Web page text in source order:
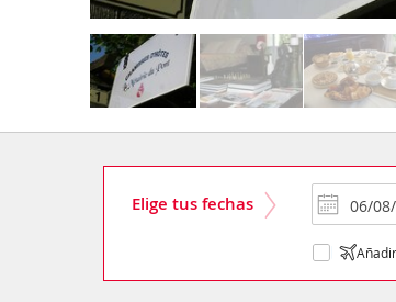
Elige tus fechas